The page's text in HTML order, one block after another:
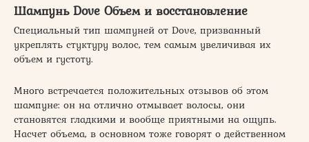
Шампунь Dove Объем и восстановление
Специальный тип шампуней от Dove, призванный
укреплять стуктуру волос, тем самым увеличивая их
объем и густоту.
Много встречается положительных отзывов об этом
шампуне: он на отлично отмывает волосы, они
становятся гладкими и вообще приятными на ощупь.
Насчет объема, в основном тоже говорят о действенном